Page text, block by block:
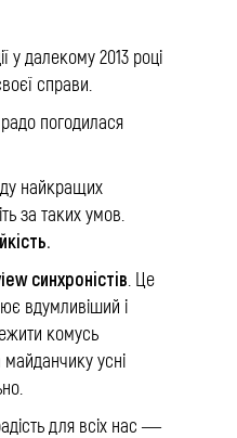
далекому 2013 році
справи.
погодилася
найкращих
за таких умов.
синхроністів. Це
вдумливіший і
комусь
майданчику усні
для всіх нас —